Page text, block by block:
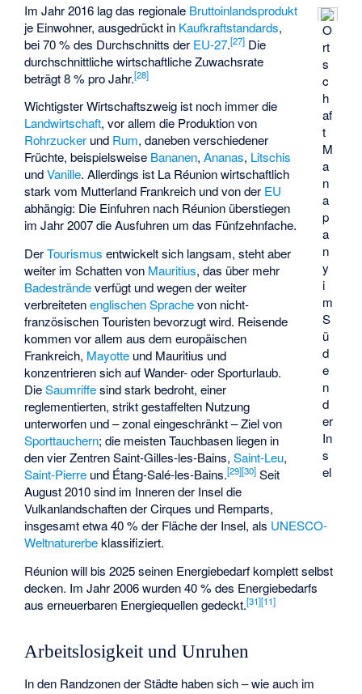
O
rt
s
c
h
af
t
M
a
n
a
p
a
n
y
i
m
S
ü
d
e
n
d
er
In
s
el
Im Jahr 2016 lag das regionale Bruttoinlandsprodukt
je Einwohner, ausgedrückt in Kaufkraftstandards,
bei 70 % des Durchschnitts der EU-27.[27] Die
durchschnittliche wirtschaftliche Zuwachsrate
beträgt 8 % pro Jahr.[28]
Wichtigster Wirtschaftszweig ist noch immer die
Landwirtschaft, vor allem die Produktion von
Rohrzucker und Rum, daneben verschiedener
Früchte, beispielsweise Bananen,Ananas, Litschis
undVanille. Allerdings ist La Réunion wirtschaftlich
stark vom Mutterland Frankreich und von der EU
abhängig: Die Einfuhren nach Réunion überstiegen
im Jahr 2007 die Ausfuhren um das Fünfzehnfache.
DerTourismus entwickelt sich langsam, steht aber
weiter im Schatten von Mauritius, das über mehr
Badesträndeverfügt und wegen der weiter
verbreitetenenglischen Sprachevon nicht-
französischen Touristen bevorzugt wird. Reisende
kommen vor allem aus dem europäischen
Frankreich, Mayotte und Mauritius und
konzentrieren sich auf Wander- oder Sporturlaub.
DieSaumriffesind stark bedroht, einer
reglementierten, strikt gestaffelten Nutzung
unterworfen und – zonal eingeschränkt – Ziel von
Sporttauchern; die meisten Tauchbasen liegen in
den vier ZentrenSaint-Gilles-les-Bains,Saint-Leu,
Saint-Pierre und Étang-Salé-les-Bains.[29][30] Seit
August 2010 sind im Inneren der Insel die
Vulkanlandschaften der Cirques und Remparts,
insgesamt etwa 40 % der Fläche der Insel, als UNESCO-
Weltnaturerbeklassifiziert.
Réunion will bis 2025 seinen Energiebedarf komplett selbst
decken. Im Jahr 2006 wurden 40 % des Energiebedarfs
aus erneuerbaren Energiequellen gedeckt.[31][11]
Arbeitslosigkeit und Unruhen
In den Randzonen der Städte haben sich – wie auch im